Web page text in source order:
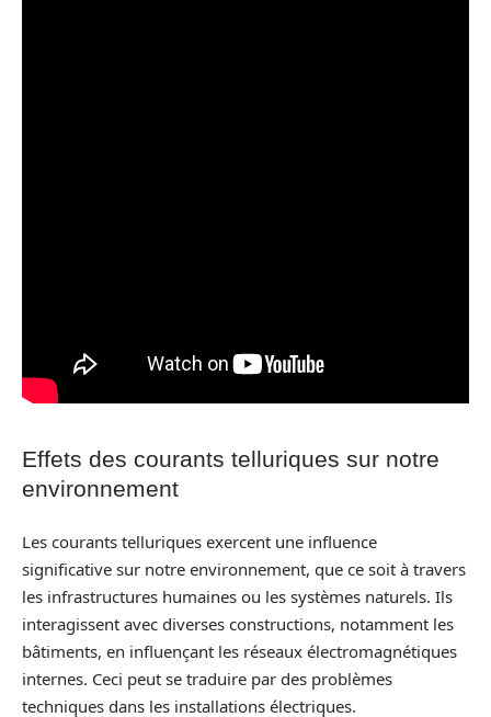
Effets des courants telluriques sur notre
environnement
Les courants telluriques exercent une influence
significative sur notre environnement, que ce soit à travers
les infrastructures humaines ou les systèmes naturels. Ils
interagissent avec diverses constructions, notamment les
bâtiments, en influençant les réseaux électromagnétiques
internes. Ceci peut se traduire par des problèmes
techniques dans les installations électriques.